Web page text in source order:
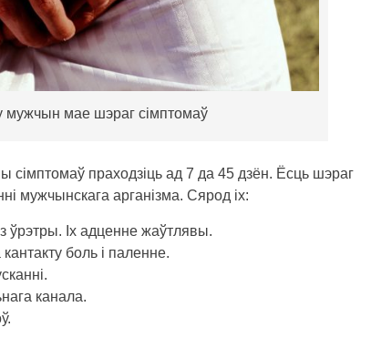
мужчын мае шэраг сімптомаў
праходзіць ад 7 да 45 дзён. Ёсць шэраг
мужчынскага арганізма. Сярод іх:
ўрэтры. Іх адценне жаўтлявы.
боль і паленне.
канала.